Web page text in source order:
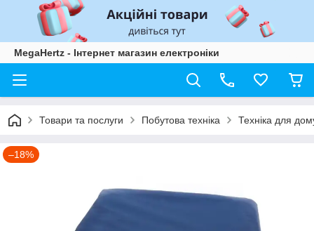
MegaHertz - Інтернет магазин електроніки
Товари та послуги Побутова техніка Техніка для
–18%